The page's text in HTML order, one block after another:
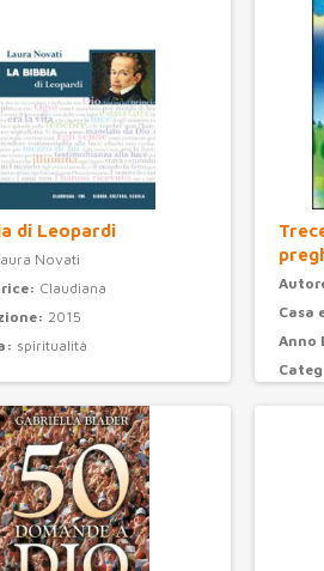
di Leopardi
Novati
Claudiana
2015
spiritualità
Casa
Anno